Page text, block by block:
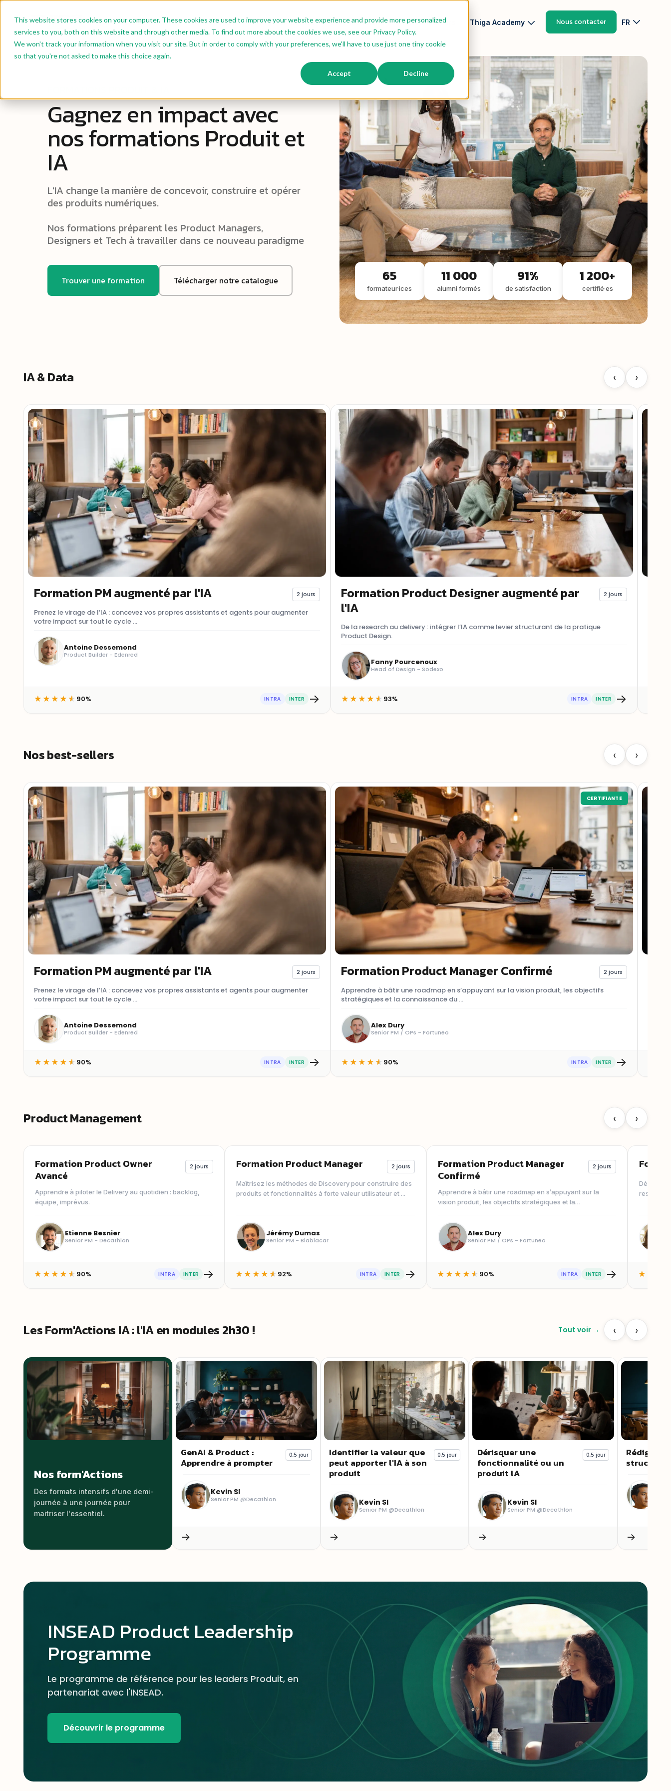
This website stores cookies on your computer. These cookies are used to improve your website experience and provide more personalized
services to you, both on this website and through other media. To find out more about the cookies we use, see our Privacy Policy.
We won't track your information when you visit our site. But in order to comply with your preferences, we'll have to use just one tiny cookie
so that you're not asked to make this choice again.
Accept Decline
Nos Formations Formations IA Offre Sur Mesure Offre Modulaire Nos Formateurs Thiga Academy Nous contacter FR
Gagnez en impact avec
nos formations Produit et
IA
L'IA change la manière de concevoir, construire et opérer
des produits numériques.
Nos formations préparent les Product Managers,
Designers et Tech à travailler dans ce nouveau paradigme
Trouver une formation Télécharger notre catalogue 65
formateur·ices
11 000
alumni formés
91%
de satisfaction
1 200+
certifié·es
IA & Data ‹ ›
Formation PM augmenté par l'IA 2 jours
Prenez le virage de l’IA : concevez vos propres assistants et agents pour augmenter
votre impact sur tout le cycle ...
Antoine Dessemond
Product Builder - Edenred
★ ★ ★ ★ ★ 90% INTRA INTER →
Formation Product Designer augmenté par
l'IA
2 jours
De la research au delivery : intégrer l’IA comme levier structurant de la pratique
Product Design.
Fanny Pourcenoux
Head of Design - Sodexo
★ ★ ★ ★ ★ 93% INTRA INTER →
Nos best-sellers ‹ ›
Formation PM augmenté par l'IA 2 jours
Prenez le virage de l’IA : concevez vos propres assistants et agents pour augmenter
votre impact sur tout le cycle ...
Antoine Dessemond
Product Builder - Edenred
★ ★ ★ ★ ★ 90% INTRA INTER →
CERTIFIANTE
Formation Product Manager Confirmé 2 jours
Apprendre à bâtir une roadmap en s’appuyant sur la vision produit, les objectifs
stratégiques et la connaissance du ...
Alex Dury
Senior PM / OPs - Fortuneo
★ ★ ★ ★ ★ 90% INTRA INTER →
Product Management ‹ ›
Formation Product Owner
Avancé
2 jours
Apprendre à piloter le Delivery au quotidien : backlog,
équipe, imprévus.
Etienne Besnier
Senior PM - Decathlon
★ ★ ★ ★ ★ 90% INTRA INTER →
Formation Product Manager 2 jours
Maîtrisez les méthodes de Discovery pour construire des
produits et fonctionnalités à forte valeur utilisateur et ...
Jérémy Dumas
Senior PM - Blablacar
★ ★ ★ ★ ★ 92% INTRA INTER →
Formation Product Manager
Confirmé
2 jours
Apprendre à bâtir une roadmap en s’appuyant sur la
vision produit, les objectifs stratégiques et la
Alex Dury
Senior PM / OPs - Fortuneo
★ ★ ★ ★ ★ 90% INTRA INTER → ★ ★
Les Form'Actions IA : l'IA en modules 2h30 ! Tout voir → ‹ ›
Nos form'Actions
Des formats intensifs d'une demi-
journée à une journée pour
maitriser l'essentiel.
GenAI & Product :
Apprendre à prompter
0,5 jour
Kevin SI
Senior PM @Decathlon
→
Identifier la valeur que
peut apporter l'IA à son
produit
0,5 jour
Kevin SI
Senior PM @Decathlon
→
Dérisquer une
fonctionnalité ou un
produit lA
0,5 jour
Kevin SI
Senior PM @Decathlon
→
Rédiger
structuré
→
INSEAD Product Leadership
Programme
Le programme de référence pour les leaders Produit, en
partenariat avec l'INSEAD.
Découvrir le programme